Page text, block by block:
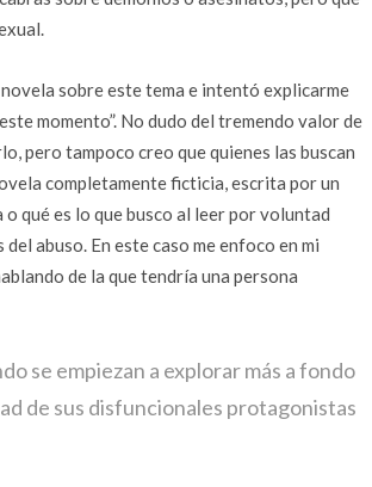
sobre este tema e intentó explicarme
momento”. No dudo del tremendo valor de
pero tampoco creo que quienes las buscan
completamente ficticia, escrita por un
qué es lo que busco al leer por voluntad
abuso. En este caso me enfoco en mi
de la que tendría una persona
se empiezan a explorar más a fondo
de sus disfuncionales protagonistas